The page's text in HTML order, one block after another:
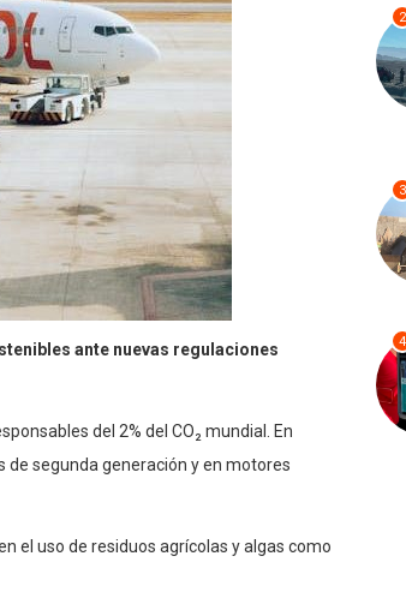
ante nuevas regulaciones
del 2% del CO₂ mundial. En
segunda generación y en motores
el uso de residuos agrícolas y algas como
2
3
4